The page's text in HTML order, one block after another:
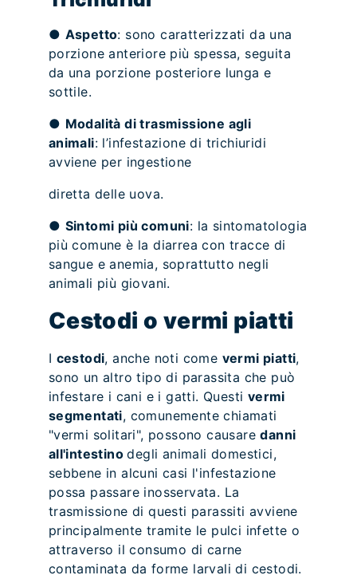
● Aspetto: sono caratterizzati da una
porzione anteriore più spessa, seguita
da una porzione posteriore lunga e
sottile.
● Modalità di trasmissione agli
animali: l’infestazione di trichiuridi
avviene per ingestione
diretta delle uova.
● Sintomi più comuni: la sintomatologia
più comune è la diarrea con tracce di
sangue e anemia, soprattutto negli
animali più giovani.
Cestodi o vermi piatti
I cestodi, anche noti come vermi piatti,
sono un altro tipo di parassita che può
infestare i cani e i gatti. Questi vermi
segmentati, comunemente chiamati
"vermi solitari", possono causaredanni
all'intestinodegli animali domestici,
sebbene in alcuni casi l'infestazione
possa passare inosservata. La
trasmissione di questi parassiti avviene
principalmente tramite le pulci infette o
attraverso il consumo di carne
contaminata da forme larvali di cestodi.